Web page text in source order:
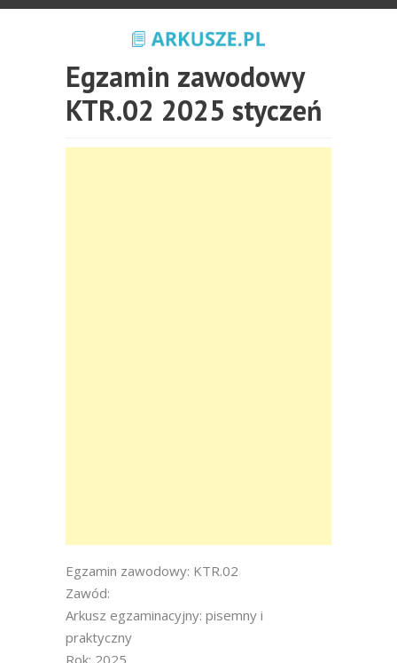
Egzamin zawodowy
KTR.02 2025 styczeń
Egzamin zawodowy: KTR.02
Zawód:
Arkusz egzaminacyjny: pisemny i
praktyczny
Rok: 2025